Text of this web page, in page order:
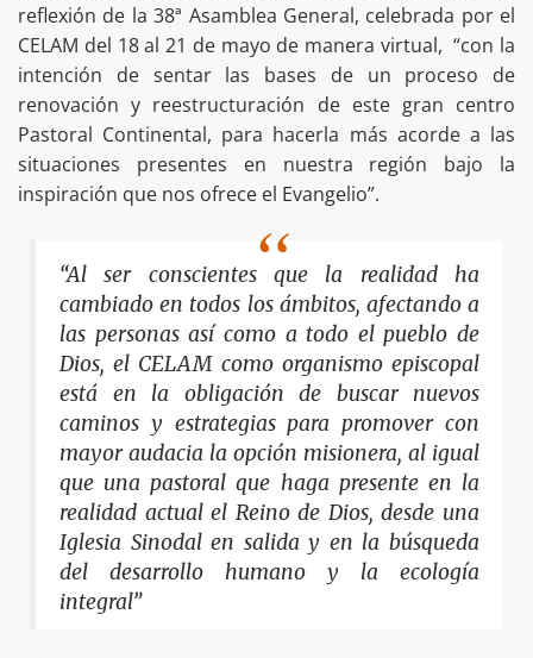
reflexión de la 38ª Asamblea General, celebrada por el
CELAM del 18 al 21 de mayo de manera virtual, “con la
intención de sentar las bases de un proceso de
renovación y reestructuración de este gran centro
Pastoral Continental, para hacerla más acorde a las
situaciones presentes en nuestra región bajo la
inspiración que nos ofrece el Evangelio”.
“Al ser conscientes que la realidad ha
cambiado en todos los ámbitos, afectando a
las personas así como a todo el pueblo de
Dios, el CELAM como organismo episcopal
está en la obligación de buscar nuevos
caminos y estrategias para promover con
mayor audacia la opción misionera, al igual
que una pastoral que haga presente en la
realidad actual el Reino de Dios, desde una
Iglesia Sinodal en salida y en la búsqueda
del desarrollo humano y la ecología
integral”